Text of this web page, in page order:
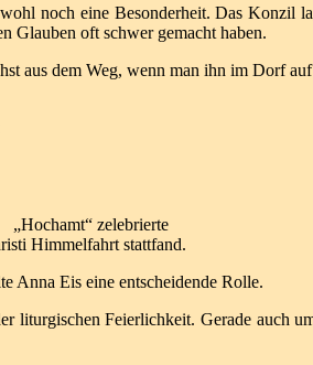
noch eine Besonderheit. Das Konzil
Glauben oft schwer gemacht haben.
aus dem Weg, wenn man ihn im Dorf
„Hochamt“ zelebrierte
Himmelfahrt stattfand.
Anna Eis eine entscheidende Rolle.
liturgischen Feierlichkeit.Gerade auch